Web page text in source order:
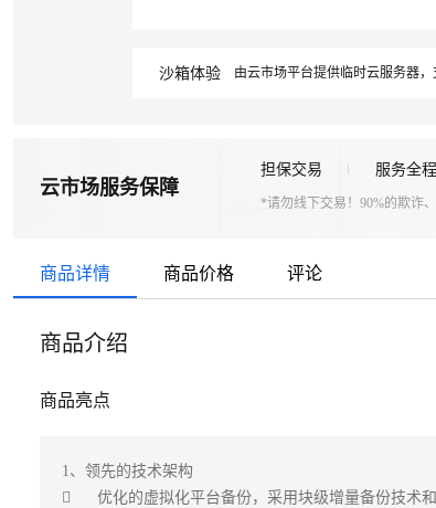
沙箱体验 由云市场平台提供临时云服务器
云市场服务保障
担保交易 服务全
*请勿线下交易！90%的欺诈
商品详情 商品价格 评论
商品介绍
商品亮点
1、领先的技术架构
	优化的虚拟化平台备份，采用块级增量备份技术和即时恢复方式，减少99%的恢复时间